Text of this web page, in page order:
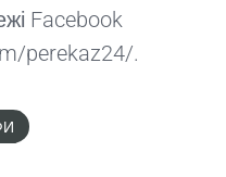
Facebook
perekaz24/.